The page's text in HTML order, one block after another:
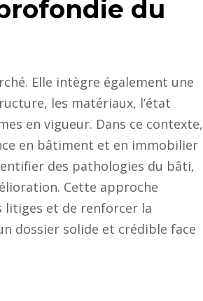
du
Elle intègre également une
les matériaux, l’état
en vigueur. Dans ce contexte,
en bâtiment et en immobilier
des pathologies du bâti,
Cette approche
litiges et de renforcer la
dossier solide et crédible face